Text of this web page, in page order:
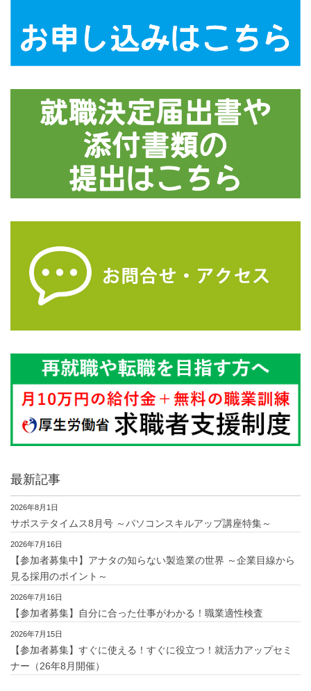
最新記事
2026年8月1日
サポステタイムス8月号 ～パソコンスキルアップ講座特集～
2026年7月16日
【参加者募集中】アナタの知らない製造業の世界 ～企業目線から
見る採用のポイント～
2026年7月16日
【参加者募集】自分に合った仕事がわかる！職業適性検査
2026年7月15日
【参加者募集】すぐに使える！すぐに役立つ！就活力アップセミ
ナー（26年8月開催）